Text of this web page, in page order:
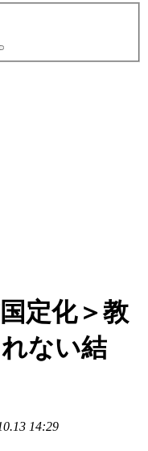
定化＞教
ない結
14:29